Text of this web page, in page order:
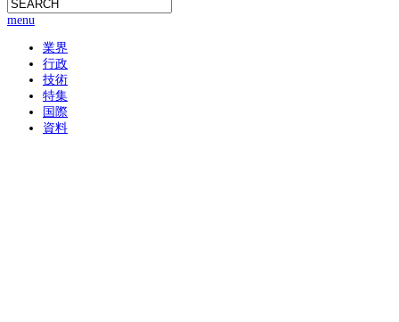
menu
業界
行政
技術
特集
国際
資料